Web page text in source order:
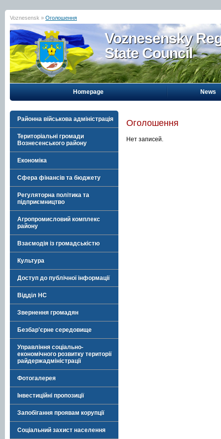
Voznesensk » Оголошення
Voznesensky
State Council
Homepage News
Районна військова адміністрація
Територіальні громади
Вознесенського району
Економіка
Сфера фінансів та бюджету
Регуляторна політика та
підприємництво
Агропромисловий комплекс
району
Взаємодія із громадськістю
Культура
Доступ до публічної інформації
Відділ НС
Звернення громадян
Безбар'єрне середовище
Управління соціально-
економічного розвитку території
райдержадміністрації
Фотогалерея
Інвестиційні пропозиції
Запобігання проявам корупції
Соціальний захист населення
Оголошення
Нет записей.